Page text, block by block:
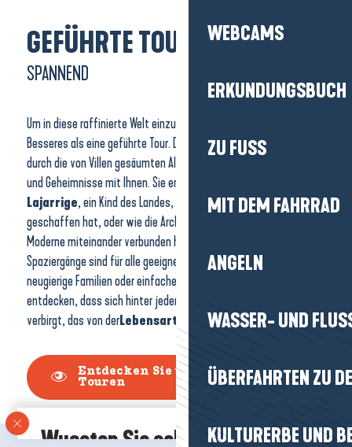
WEBCAMS
ERKUNDUNGSBUCH
ZU FUSS
MIT DEM FAHRRAD
ANGELN
WASSER- UND
ÜBERFAHRTEN ZU
KULTURERBE UND
GEFÜHRTE TOUREN
SPANNEND
Um in diese raffinierte Welt einzutauchen, gibt es nichts
Besseres als eine geführte Tour. Die
Fremdenführer
durch die von Villen gesäumten Alleen und teilen dabei Anekdoten
und Geheimnisse mit Ihnen. Sie erfahren, warum
Lajarrige, ein Kind des Landes, das Viertel La Baule-les-Pins
geschaffen hat, oder wie die Architekten Regionalismus und
Moderne miteinander verbunden haben. Diese kommentierten
Spaziergänge sind für alle geeignet: Geschichtsinteressierte,
neugierige Familien oder einfache Spaziergänger. Dabei werden Sie
entdecken, dass sich hinter jedem Tor ein Stück Geschichte
verbirgt, das von derLebensart in Baulezeugt.
Entdecken Sie unsere geführten
Touren
Wussten Sie schon?